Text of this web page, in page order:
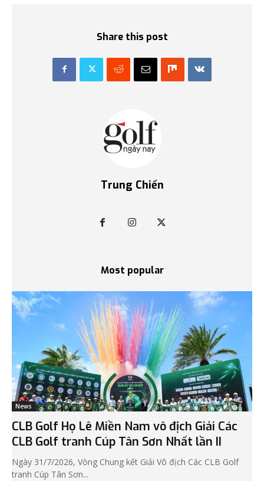
Share this post
Trung Chiến
Most popular
News
CLB Golf Họ Lê Miền Nam vô địch Giải Các
CLB Golf tranh Cúp Tân Sơn Nhất lần II
Ngày 31/7/2026, Vòng Chung kết Giải Vô địch Các CLB Golf
tranh Cúp Tân Sơn...